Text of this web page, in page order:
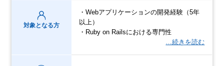
対象となる方
・Webアプリケーションの開発経験（5年
以上）
・Ruby on Railsにおける専門性
…続きを読む